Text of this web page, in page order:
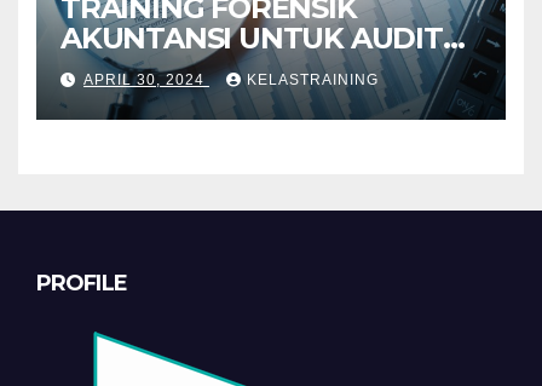
TRAINING FORENSIK
AKUNTANSI UNTUK AUDIT
INVESTIGATIF
APRIL 30, 2024 KELASTRAINING
PROFILE